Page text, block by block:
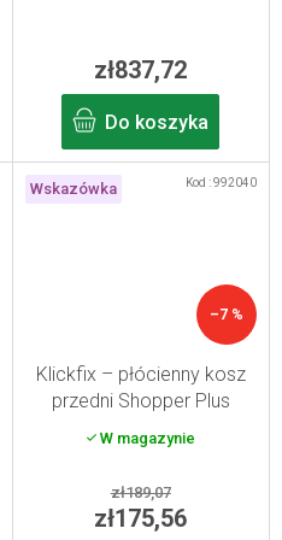
zł837,72
Do koszyka
Wskazówka
–7 %
Klickfix – płócienny kosz
przedni Shopper Plus
W magazynie
zł189,07
zł175,56
Kod :992040